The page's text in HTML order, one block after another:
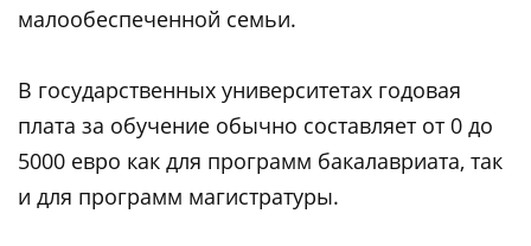
малообеспеченной семьи.
В государственных университетах годовая
плата за обучение обычно составляет от 0 до
5000 евро как для программ бакалавриата, так
и для программ магистратуры.